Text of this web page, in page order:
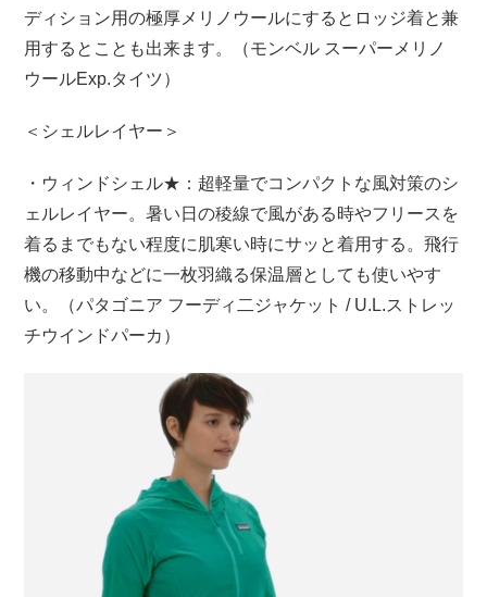
ディション用の極厚メリノウールにするとロッジ着と兼
用するとことも出来ます。（モンベル スーパーメリノ
ウールExp.タイツ）
＜シェルレイヤー＞
・ウィンドシェル★：超軽量でコンパクトな風対策のシ
ェルレイヤー。暑い日の稜線で風がある時やフリースを
着るまでもない程度に肌寒い時にサッと着用する。飛行
機の移動中などに一枚羽織る保温層としても使いやす
い。（パタゴニア フーディ二ジャケット / U.L.ストレッ
チウインドパーカ）